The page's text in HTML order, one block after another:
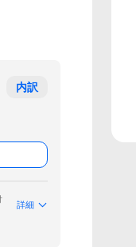
内訳
詳細